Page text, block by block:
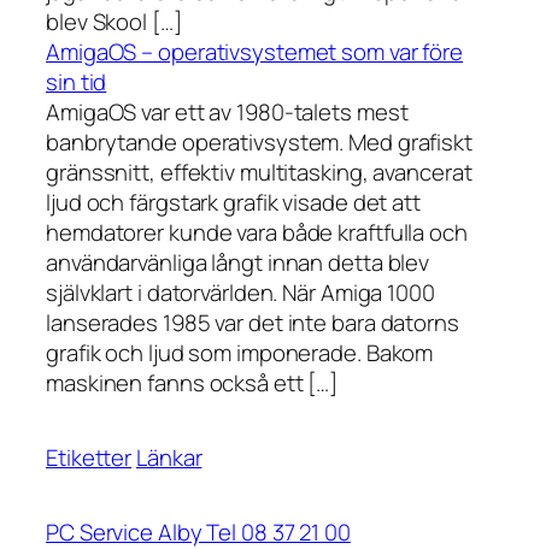
blev Skool […]
AmigaOS – operativsystemet som var före
sin tid
AmigaOS var ett av 1980-talets mest
banbrytande operativsystem. Med grafiskt
gränssnitt, effektiv multitasking, avancerat
ljud och färgstark grafik visade det att
hemdatorer kunde vara både kraftfulla och
användarvänliga långt innan detta blev
självklart i datorvärlden. När Amiga 1000
lanserades 1985 var det inte bara datorns
grafik och ljud som imponerade. Bakom
maskinen fanns också ett […]
EtiketterLänkar
PC Service Alby Tel 08 37 21 00